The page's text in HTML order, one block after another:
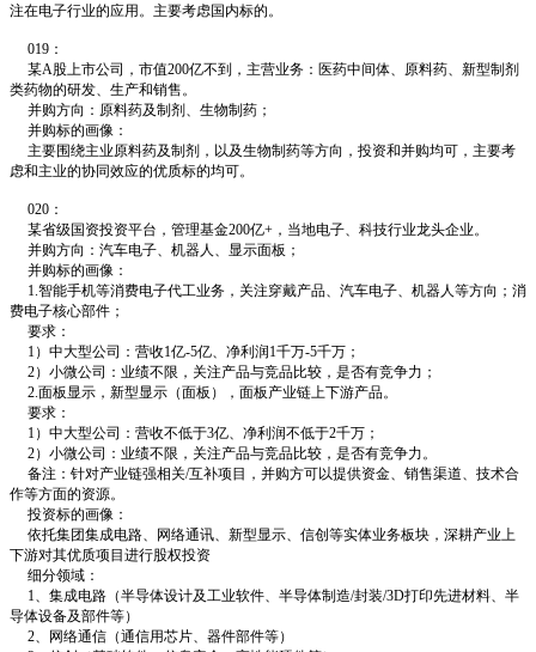
注在电子行业的应用。主要考虑国内标的。
019：
某A股上市公司，市值200亿不到，主营业务：医药中间体、原料药、新型制剂
类药物的研发、生产和销售。
并购方向：原料药及制剂、生物制药；
并购标的画像：
主要围绕主业原料药及制剂，以及生物制药等方向，投资和并购均可，主要考
虑和主业的协同效应的优质标的均可。
020：
某省级国资投资平台，管理基金200亿+，当地电子、科技行业龙头企业。
并购方向：汽车电子、机器人、显示面板；
并购标的画像：
1.智能手机等消费电子代工业务，关注穿戴产品、汽车电子、机器人等方向；消
费电子核心部件；
要求：
1）中大型公司：营收1亿-5亿、净利润1千万-5千万；
2）小微公司：业绩不限，关注产品与竞品比较，是否有竞争力；
2.面板显示，新型显示（面板），面板产业链上下游产品。
要求：
1）中大型公司：营收不低于3亿、净利润不低于2千万；
2）小微公司：业绩不限，关注产品与竞品比较，是否有竞争力。
备注：针对产业链强相关/互补项目，并购方可以提供资金、销售渠道、技术合
作等方面的资源。
投资标的画像：
依托集团集成电路、网络通讯、新型显示、信创等实体业务板块，深耕产业上
下游对其优质项目进行股权投资
细分领域：
1、集成电路（半导体设计及工业软件、半导体制造/封装/3D打印先进材料、半
导体设备及部件等）
2、网络通信（通信用芯片、器件部件等）